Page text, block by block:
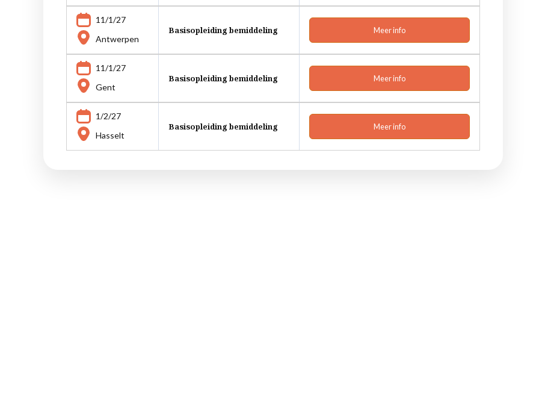
11/1/27
Antwerpen
Basisopleiding bemiddeling Meer info
11/1/27
Gent
Basisopleiding bemiddeling Meer info
1/2/27
Hasselt
Basisopleiding bemiddeling Meer info